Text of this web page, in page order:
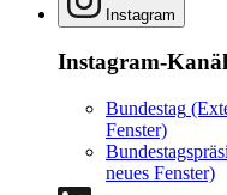
Instagram
Instagram-
Bundestag
Fenster)
neues Fenster)